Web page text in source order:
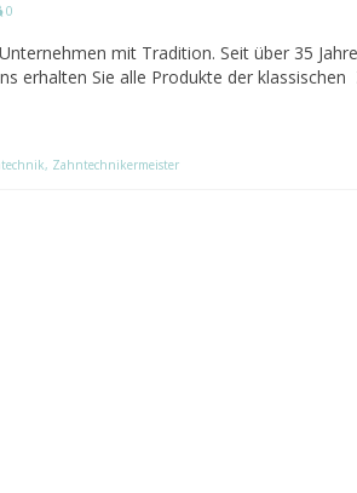
0
mit Tradition. Seit über 35
erhalten Sie alle Produkte der klassischen
, Zahntechnikermeister